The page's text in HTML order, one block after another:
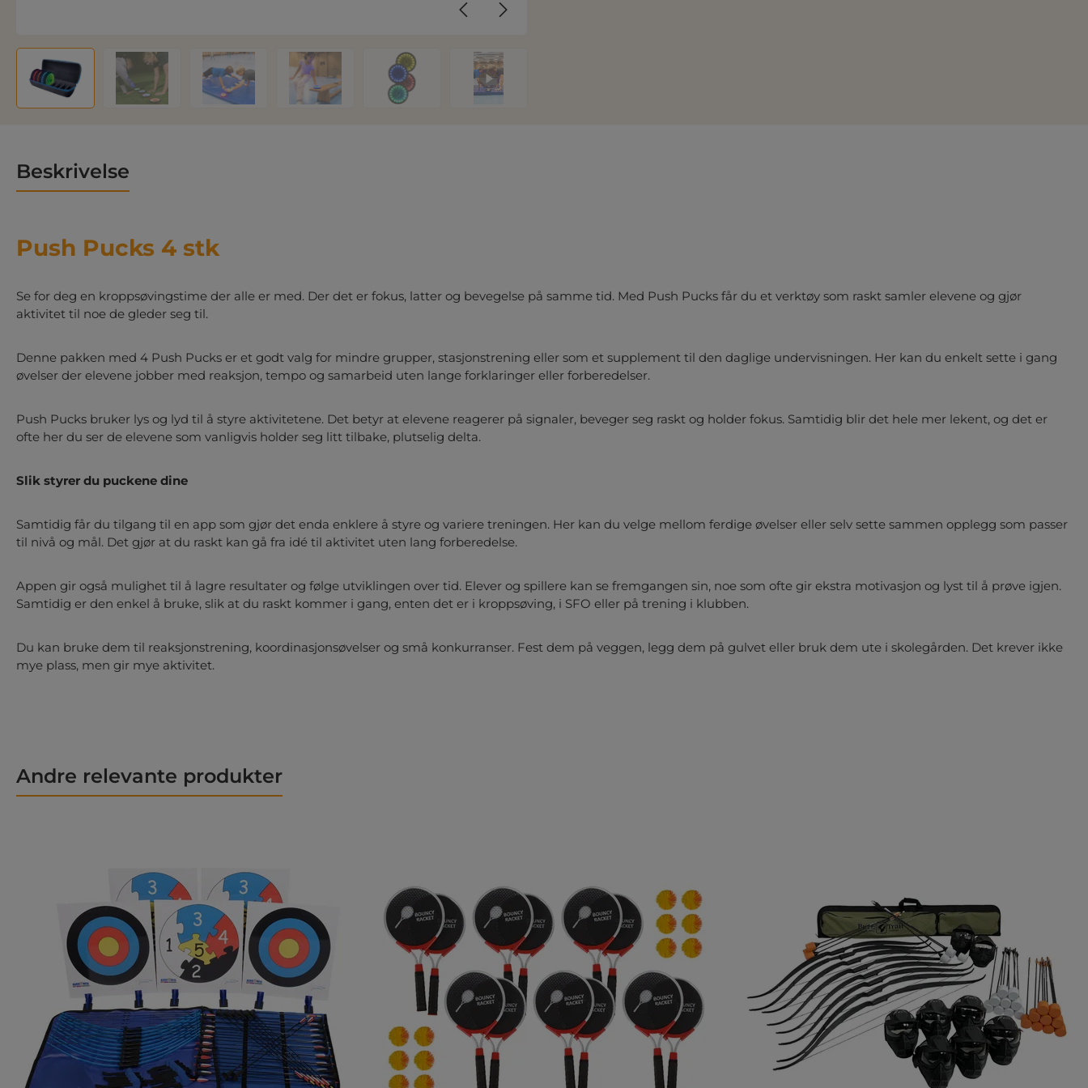
Beskrivelse
Push Pucks 4 stk
Se for deg en kroppsøvingstime der alle er med. Der det er fokus, latter og bevegelse på samme tid. Med Push Pucks får du et verktøy som raskt samler elevene og gjør
aktivitet til noe de gleder seg til.
Denne pakken med 4 Push Pucks er et godt valg for mindre grupper, stasjonstrening eller som et supplement til den daglige undervisningen. Her kan du enkelt sette i gang
øvelser der elevene jobber med reaksjon, tempo og samarbeid uten lange forklaringer eller forberedelser.
Push Pucks bruker lys og lyd til å styre aktivitetene. Det betyr at elevene reagerer på signaler, beveger seg raskt og holder fokus. Samtidig blir det hele mer lekent, og det er
ofte her du ser de elevene som vanligvis holder seg litt tilbake, plutselig delta.
Slik styrer du puckene dine
Samtidig får du tilgang til en app som gjør det enda enklere å styre og variere treningen. Her kan du velge mellom ferdige øvelser eller selv sette sammen opplegg som passer
til nivå og mål. Det gjør at du raskt kan gå fra idé til aktivitet uten lang forberedelse.
Appen gir også mulighet til å lagre resultater og følge utviklingen over tid. Elever og spillere kan se fremgangen sin, noe som ofte gir ekstra motivasjon og lyst til å prøve igjen.
Samtidig er den enkel å bruke, slik at du raskt kommer i gang, enten det er i kroppsøving, i SFO eller på trening i klubben.
Du kan bruke dem til reaksjonstrening, koordinasjonsøvelser og små konkurranser. Fest dem på veggen, legg dem på gulvet eller bruk dem ute i skolegården. Det krever ikke
mye plass, men gir mye aktivitet.
Andre relevante produkter